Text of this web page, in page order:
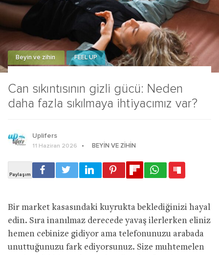
Can sıkıntısının gizli gücü: Neden
daha fazla sıkılmaya ihtiyacımız var?
Beyin ve zihin FEEL UP
Uplifers
11 Haziran 2026 BEYIN VE ZIHIN
Bir market kasasındaki kuyrukta beklediğinizi hayal
edin. Sıra inanılmaz derecede yavaş ilerlerken eliniz
hemen cebinize gidiyor ama telefonunuzu arabada
unuttuğunuzu fark ediyorsunuz. Size muhtemelen